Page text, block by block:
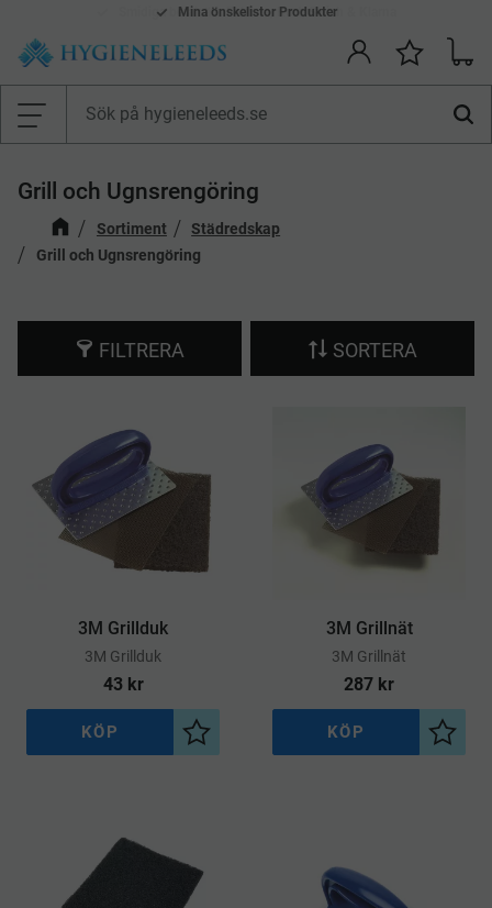
Meny
Mina önskelistor Produkter
Smidiga betalsätt: Faktura, Kort, Swish & Klarna
Grill och Ugnsrengöring
Sortiment
Städredskap
Grill och Ugnsrengöring
FILTRERA SORTERA
3M Grillduk
​3M Grillduk
43kr
Lägg till i önskelista
KÖP
3M Grillnät
​3M Grillnät
287 kr
Lägg
KÖP